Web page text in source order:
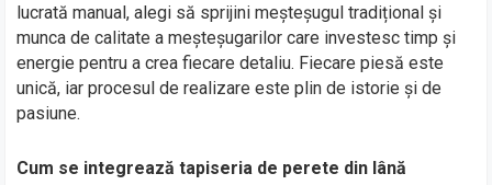
lucrată manual, alegi să sprijini meșteșugul tradițional și
munca de calitate a meșteșugarilor care investesc timp și
energie pentru a crea fiecare detaliu. Fiecare piesă este
unică, iar procesul de realizare este plin de istorie și de
pasiune.
Cum se integrează tapiseria de perete din lână